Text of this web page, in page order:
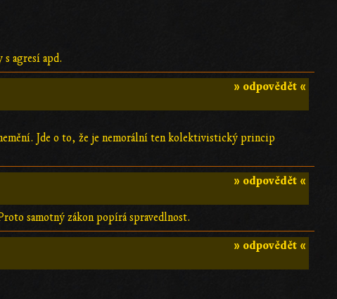
agresí apd.
» odpovědět «
Jde o to, že je nemorální ten kolektivistický princip
» odpovědět «
samotný zákon popírá spravedlnost.
» odpovědět «